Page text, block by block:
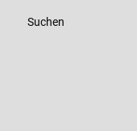
Suchen